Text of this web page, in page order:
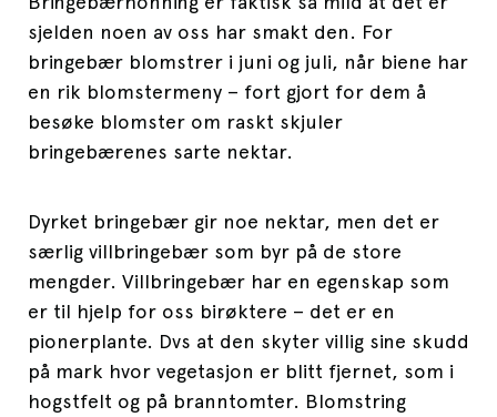
sjelden noen av oss har smakt den. For
bringebær blomstrer i juni og juli, når biene har
en rik blomstermeny – fort gjort for dem å
besøke blomster om raskt skjuler
bringebærenes sarte nektar.
Dyrket bringebær gir noe nektar, men det er
særlig villbringebær som byr på de store
mengder. Villbringebær har en egenskap som
er til hjelp for oss birøktere – det er en
pionerplante. Dvs at den skyter villig sine skudd
på mark hvor vegetasjon er blitt fjernet, som i
hogstfelt og på branntomter. Blomstring